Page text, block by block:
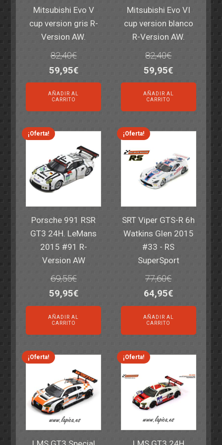
Mitsubishi Evo V
cup version gris R-
Version AW.
82,40€
El
precio
original
era:
82,40€.
59,95€El
precio
es:
59,95€.
AÑADIR AL
CARRITO
Mitsubishi Evo VI
cup version blanco
R-Version AW.
82,40€
El
precio
original
era:
82,40€.
59,95€El
precio
es:
59,95€.
AÑADIR AL
CARRITO
¡Oferta!
Porsche 991 RSR
GT3 24H. LeMans
2015 #91 R-
Version AW
69,55€
El
precio
original
era:
69,55€.
59,95€El
precio
actual
es:
59,95€.
AÑADIR AL
CARRITO
¡Oferta!
SRT Viper GTS-R 6h
Watkins Glen 2015
#33 - RS
SuperSport
77,60€
El
precio
original
era:
77,60€.
64,95€El
precio
actual
es:
64,95€.
AÑADIR AL
CARRITO
¡Oferta! ¡Oferta!